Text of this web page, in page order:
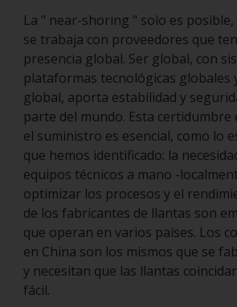
La " near-shoring " solo es
se trabaja con proveedores que
presencia global. Ser global, con
plataformas tecnológicas globales
global, aporta estabilidad y
parte del mundo. Esta certidumbre
el suministro es esencial, como lo
que hemos identificado: la
equipos técnicos a mano -
optimizar los procesos y el
de los fabricantes de llantas son
que operan en varios países. Los
en China son los mismos que se
y necesitan que las llantas
fácil.